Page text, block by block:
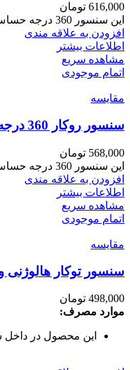
616,000 تومان
این سنسور 360 درجه حساس به حرکت می باشد و در مکان های تاریک با ورود افراد یا ماشین و
افزودن به علاقه مندی
اطلاعات بیشتر
مشاهده سریع
اتمام موجودی
مقایسه
سنسور روکار 360 درجه ونسا
568,000 تومان
این سنسور 360 درجه حساس به حرکت می باشد و در مکان های تاریک با ورود افراد یا ماشین و
افزودن به علاقه مندی
اطلاعات بیشتر
مشاهده سریع
اتمام موجودی
مقایسه
سنسور توکار هالوژنی
498,000 تومان
موارد مصرف:
این محصول در داخل